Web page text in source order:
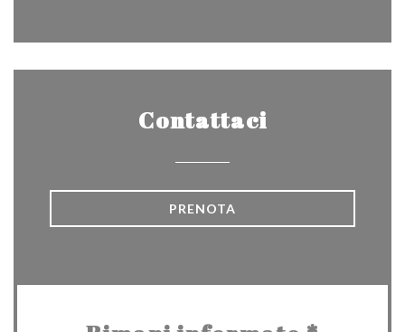
Contattaci
PRENOTA